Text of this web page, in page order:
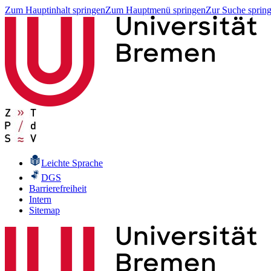
Zum Hauptinhalt springenZum Hauptmenü springenZur Suche
Leichte Sprache
DGS
Barrierefreiheit
Intern
Sitemap